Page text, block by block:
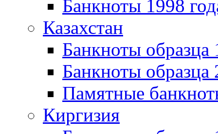
Банкноты 1998
Казахстан
Банкноты
Банкноты образца
Памятные
Киргизия